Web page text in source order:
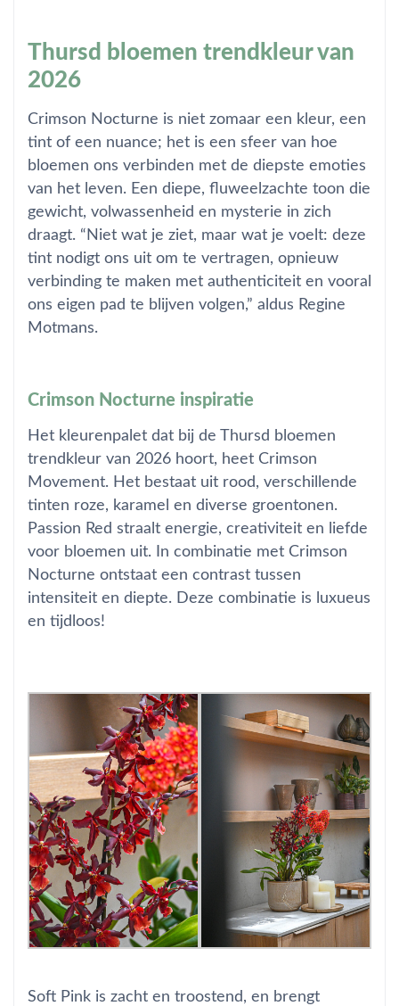
Thursd bloemen trendkleur van
2026
Crimson Nocturne is niet zomaar een kleur, een
tint of een nuance; het is een sfeer van hoe
bloemen ons verbinden met de diepste emoties
van het leven. Een diepe, fluweelzachte toon die
gewicht, volwassenheid en mysterie in zich
draagt. “Niet wat je ziet, maar wat je voelt: deze
tint nodigt ons uit om te vertragen, opnieuw
verbinding te maken met authenticiteit en vooral
ons eigen pad te blijven volgen,” aldus Regine
Motmans.
Crimson Nocturne inspiratie
Het kleurenpalet dat bij de Thursd bloemen
trendkleur van 2026 hoort, heet Crimson
Movement. Het bestaat uit rood, verschillende
tinten roze, karamel en diverse groentonen.
Passion Red straalt energie, creativiteit en liefde
voor bloemen uit. In combinatie met Crimson
Nocturne ontstaat een contrast tussen
intensiteit en diepte. Deze combinatie is luxueus
en tijdloos!
Soft Pink is zacht en troostend, en brengt